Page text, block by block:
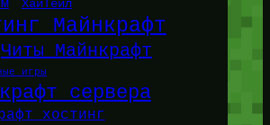
ХайТейл
Майнкрафт
Читы Майнкрафт
игры
сервера
хостинг